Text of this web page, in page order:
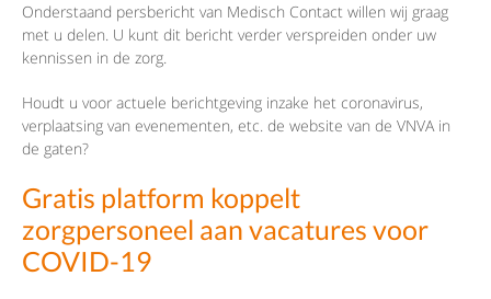
Onderstaand persbericht van Medisch Contact willen wij graag
met u delen. U kunt dit bericht verder verspreiden onder uw
kennissen in de zorg.
Houdt u voor actuele berichtgeving inzake het coronavirus,
verplaatsing van evenementen, etc. de website van de VNVA in
de gaten?
Gratis platform koppelt
zorgpersoneel aan vacatures voor
COVID-19